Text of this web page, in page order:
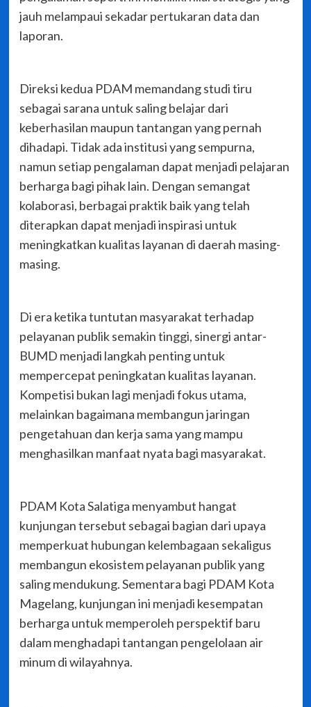
jauh melampaui sekadar pertukaran data dan
laporan.
Direksi kedua PDAM memandang studi tiru
sebagai sarana untuk saling belajar dari
keberhasilan maupun tantangan yang pernah
dihadapi. Tidak ada institusi yang sempurna,
namun setiap pengalaman dapat menjadi pelajaran
berharga bagi pihak lain. Dengan semangat
kolaborasi, berbagai praktik baik yang telah
diterapkan dapat menjadi inspirasi untuk
meningkatkan kualitas layanan di daerah masing-
masing.
Di era ketika tuntutan masyarakat terhadap
pelayanan publik semakin tinggi, sinergi antar-
BUMD menjadi langkah penting untuk
mempercepat peningkatan kualitas layanan.
Kompetisi bukan lagi menjadi fokus utama,
melainkan bagaimana membangun jaringan
pengetahuan dan kerja sama yang mampu
menghasilkan manfaat nyata bagi masyarakat.
PDAM Kota Salatiga menyambut hangat
kunjungan tersebut sebagai bagian dari upaya
memperkuat hubungan kelembagaan sekaligus
membangun ekosistem pelayanan publik yang
saling mendukung. Sementara bagi PDAM Kota
Magelang, kunjungan ini menjadi kesempatan
berharga untuk memperoleh perspektif baru
dalam menghadapi tantangan pengelolaan air
minum di wilayahnya.